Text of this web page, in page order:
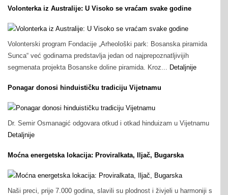
Volonterka iz Australije: U Visoko se vraćam svake godine
Volonterski program Fondacije „Arheološki park: Bosanska piramida
Sunca“ već godinama predstavlja jedan od najprepoznatljivijih
segmenata projekta Bosanske doline piramida. Kroz...
Detaljnije
Ponagar donosi hinduističku tradiciju Vijetnamu
Dr. Semir Osmanagić odgovara otkud i otkad hinduizam u Vijetnamu
Detaljnije
Moćna energetska lokacija: Proviralkata, Iljač, Bugarska
Naši preci, prije 7.000 godina, slavili su plodnost i živjeli u harmoniji s